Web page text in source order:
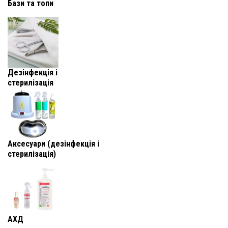
Бази та топи
Дезінфекція і
стерилізація
Аксесуари (дезінфекція і
стерилізація)
АХД